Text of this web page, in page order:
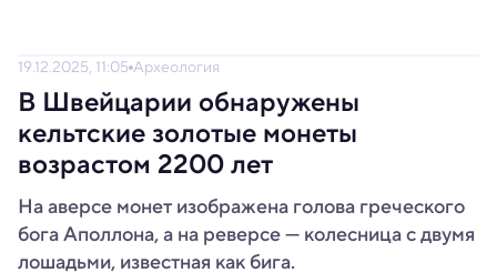
19.12.2025, 11:05 Археология
В Швейцарии обнаружены
кельтские золотые монеты
возрастом 2200 лет
На аверсе монет изображена голова греческого
бога Аполлона, а на реверсе — колесница с двумя
лошадьми, известная как бигa.